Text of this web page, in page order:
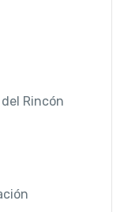
Rincón